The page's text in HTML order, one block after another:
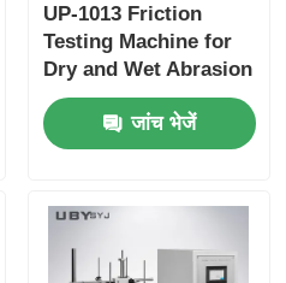
UP-1013 Friction
Testing Machine for
Dry and Wet Abrasion
Test with Adjustable
Load Range and Real-
time Friction
जांच भेजें